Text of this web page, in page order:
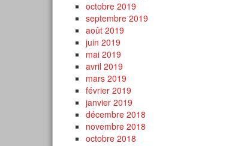
octobre 2019
septembre 2019
août 2019
juin 2019
mai 2019
avril 2019
mars 2019
février 2019
janvier 2019
décembre 2018
novembre 2018
octobre 2018